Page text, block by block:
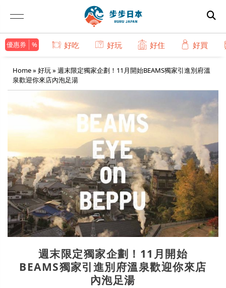
優惠券 好吃 好玩 好住 好買
Home» 好玩» 週末限定獨家企劃！11月開始BEAMS獨家引進別府溫
泉歡迎你來店內泡足湯
週末限定獨家企劃！11月開始
BEAMS獨家引進別府溫泉歡迎你來店
內泡足湯